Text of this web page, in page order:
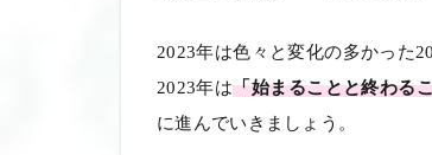
2023年は色々と変化の多かった
2023年は「始まることと終わる
に進んでいきましょう。